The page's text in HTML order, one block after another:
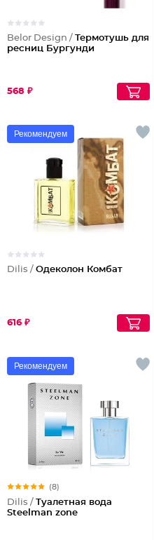
Belor Design / Термотушь для
ресниц Бургунди
568 ₽
Рекомендуем
Dilis / Одеколон Комбат
616 ₽
Рекомендуем
(8)
Dilis / Туалетная вода
Steelman zone